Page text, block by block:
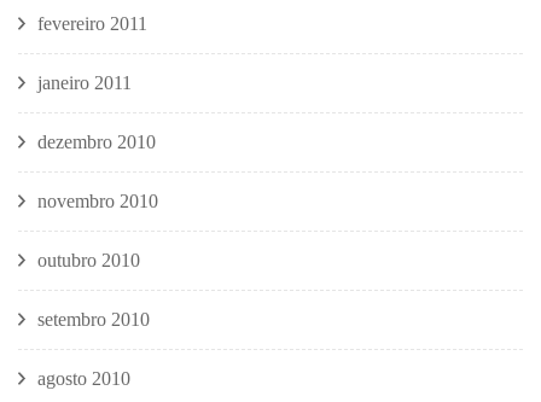
fevereiro 2011
janeiro 2011
dezembro 2010
novembro 2010
outubro 2010
setembro 2010
agosto 2010